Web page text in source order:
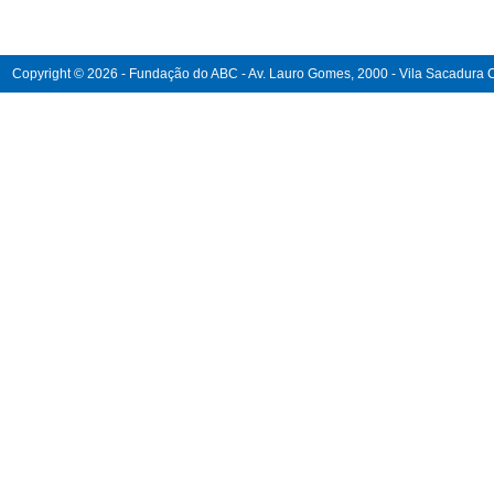
Copyright © 2026 - Fundação do ABC - Av. Lauro Gomes, 2000 - Vila